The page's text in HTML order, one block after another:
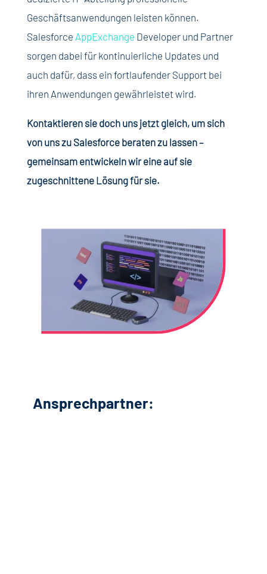
Geschäftsanwendungen leisten können.
Salesforce AppExchange Developer und Partner
sorgen dabei für kontinuierliche Updates und
auch dafür, dass ein fortlaufender Support bei
ihren Anwendungen gewährleistet wird.
Kontaktieren sie doch uns jetzt gleich, um sich
von uns zu Salesforce beraten zu lassen –
gemeinsam entwickeln wir eine auf sie
zugeschnittene Lösung für sie.
Ansprechpartner: